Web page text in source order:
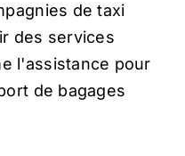
de taxi
des services
l'assistance pour
de bagages